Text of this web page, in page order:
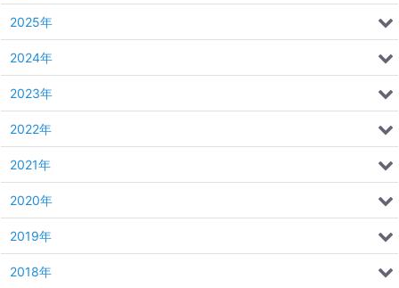
2025年
2024年
2023年
2022年
2021年
2020年
2019年
2018年